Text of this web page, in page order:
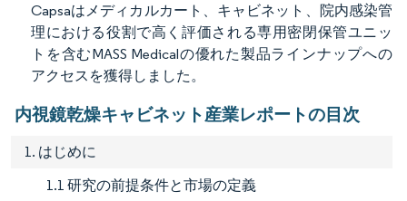
Capsaはメディカルカート、キャビネット、院内感染管
理における役割で高く評価される専用密閉保管ユニッ
トを含むMASS Medicalの優れた製品ラインナップへの
アクセスを獲得しました。
内視鏡乾燥キャビネット産業レポートの目次
1. はじめに
1.1 研究の前提条件と市場の定義